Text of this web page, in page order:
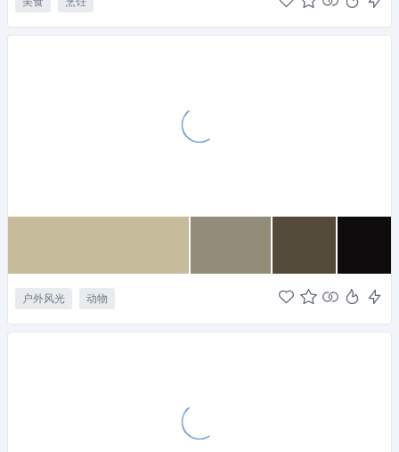
户外风光 动物